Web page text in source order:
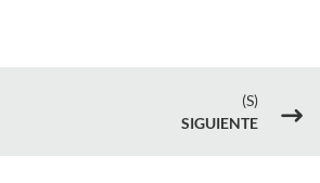
(S)
SIGUIENTE
$